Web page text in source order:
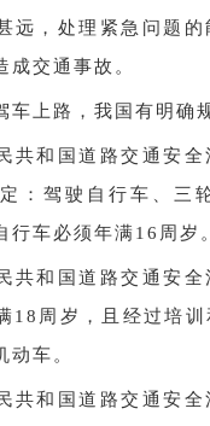
远，处理紧急问题的
成交通事故。
车上路，我国有明确
共和国道路交通安全
：驾驶自行车、三
行车必须年满16周岁。
共和国道路交通安全
18周岁，且经过培训
动车。
共和国道路交通安全